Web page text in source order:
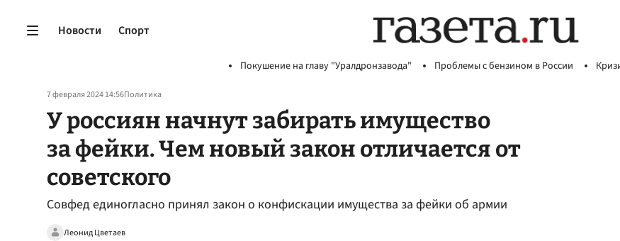
Новости Спорт
Покушение на главу "Уралдронзавода" Проблемы с бензином в России
7 февраля 2024 14:56Политика
У россиян начнут забирать имущество
за фейки. Чем новый закон отличается от
советского
Совфед единогласно принял закон о конфискации имущества за фейки об армии
Леонид Цветаев